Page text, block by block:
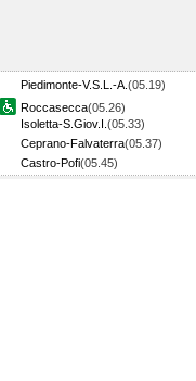
Piedimonte-V.S.L.-A. (05.19)
Roccasecca(05.26)
Isoletta-S.Giov.I. (05.33)
Ceprano-Falvaterra(05.37)
Castro-Pofi(05.45)